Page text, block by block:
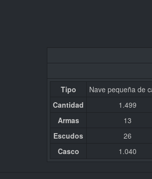
Tipo
Nave pequeña de
Cantidad
1.499
Armas
13
Escudos
26
Casco
1.040